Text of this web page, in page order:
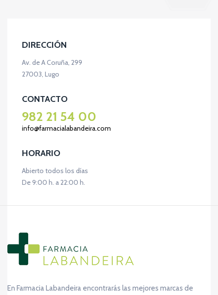
DIRECCIÓN
Av. de A Coruña, 299
27003, Lugo
CONTACTO
982 21 54 00
info@farmacialabandeira.com
HORARIO
Abierto todos los días
De 9:00 h. a 22:00 h.
En Farmacia Labandeira encontrarás las mejores marcas de